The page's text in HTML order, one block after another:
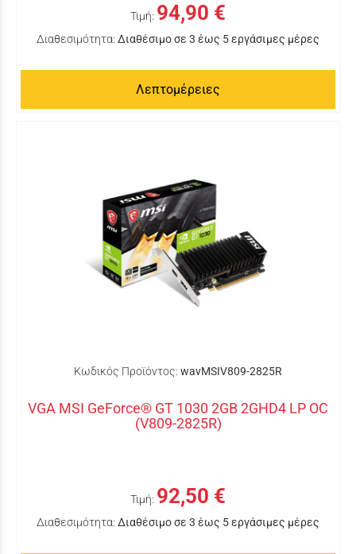
Τιμή: 94,90 €
Διαθεσιμότητα: Διαθέσιμο σε 3 έως 5 εργάσιμες μέρες
Λεπτομέρειες
Κωδικός Προϊόντος: wavMSIV809-2825R
VGA MSI GeForce® GT 1030 2GB 2GHD4 LP OC
(V809-2825R)
Τιμή: 92,50 €
Διαθεσιμότητα: Διαθέσιμο σε 3 έως 5 εργάσιμες μέρες